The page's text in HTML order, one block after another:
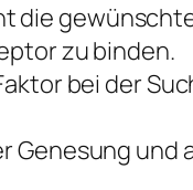
die
zu binden.
bei der
Genesung und